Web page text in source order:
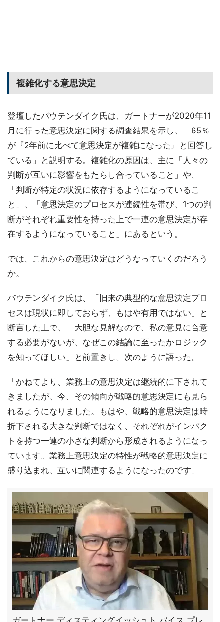
複雑化する意思決定
登壇したバウテンダイク氏は、ガートナーが2020年11
月に行った意思決定に関する調査結果を示し、「65％
が『2年前に比べて意思決定が複雑になった』と回答し
ている」と説明する。複雑化の原因は、主に「人々の
判断が互いに影響をもたらし合っていること」や、
「判断が特定の状況に依存するようになっているこ
と」、「意思決定のプロセスが連続性を帯び、1つの判
断がそれぞれ重要性を持った上で一連の意思決定が存
在するようになっていること」にあるという。
では、これからの意思決定はどうなっていくのだろう
か。
バウテンダイク氏は、「旧来の典型的な意思決定プロ
セスは現状に即しておらず、もはや有用ではない」と
断言した上で、「大胆な見解なので、私の意見に合意
する必要がないが、なぜこの結論に至ったかロジック
を知ってほしい」と前置きし、次のように語った。
「かねてより、業務上の意思決定は継続的に下されて
きましたが、今、その傾向が戦略的意思決定にも見ら
れるようになりました。もはや、戦略的意思決定は時
折下される大きな判断ではなく、それぞれがインパク
トを持つ一連の小さな判断から形成されるようになっ
ています。業務上意思決定の特性が戦略的意思決定に
盛り込まれ、互いに関連するようになったのです」
ガートナー ディスティングイッシュト バイス プレ